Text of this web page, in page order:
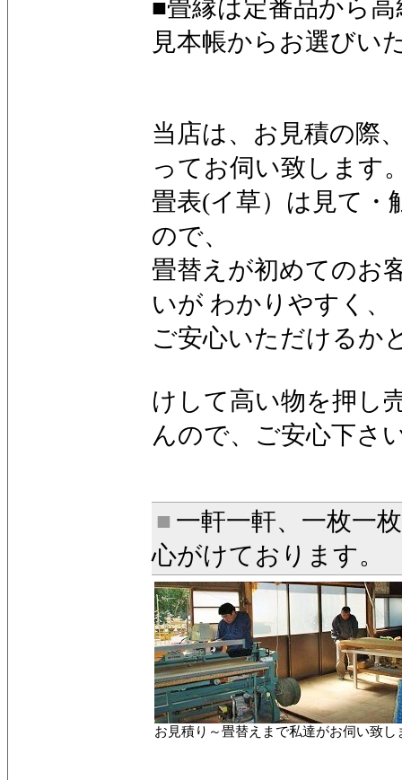
■畳縁は定番品から
見本帳からお選びい
当店は、お見積の際
ってお伺い致します
畳表(イ草）は見て・
ので、
畳替えが初めてのお
いが わかりやすく、
ご安心いただけるか
けして高い物を押し
んので、ご安心下さ
■ 一軒一軒、一枚一
心がけております。
お見積り～畳替えまで私達がお伺い致し